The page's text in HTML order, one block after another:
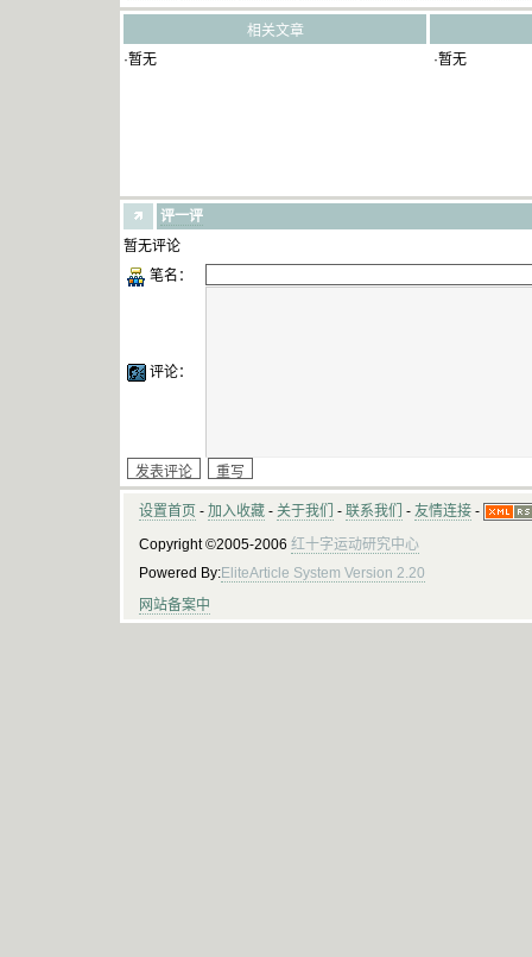
相关文章
·暂无
·暂无
评一评
暂无评论
笔名：
评论：
设置首页 - 加入收藏 - 关于我们 - 联系我们 - 友情连接 -
Copyright ©2005-2006 红十字运动研究中心
Powered By:EliteArticle System Version 2.20
网站备案中